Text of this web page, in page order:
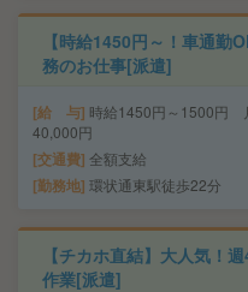
【時給1450円～！車通勤
務のお仕事[派遣]
給 与 時給1450円～1500円
40,000円
交通費 全額支給
勤務地 環状通東駅徒歩22分
【チカホ直結】大人気！
作業[派遣]